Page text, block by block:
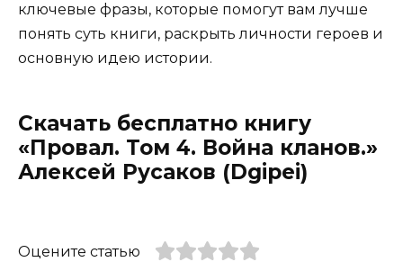
ключевые фразы, которые помогут вам лучше
понять суть книги, раскрыть личности героев и
основную идею истории.
Скачать бесплатно книгу
«Провал. Том 4. Война кланов.»
Алексей Русаков (Dgipei)
Оцените статью